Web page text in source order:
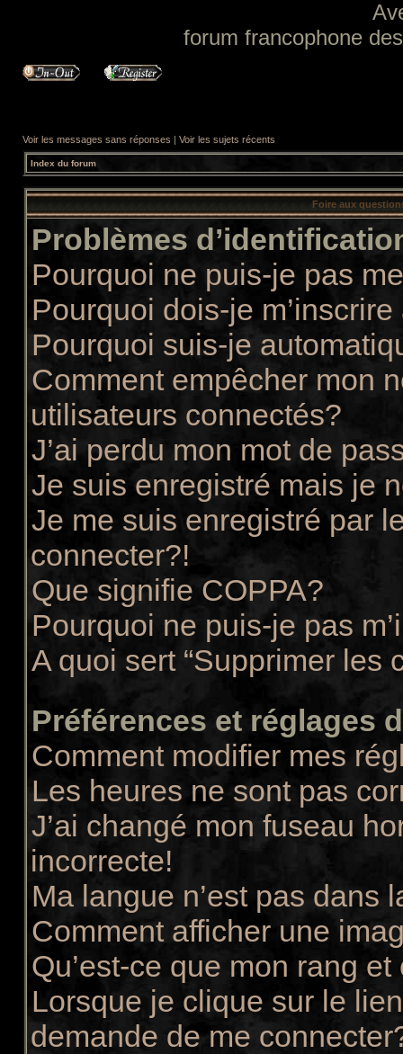
forum francophone
Voir les messages sans réponses | Voir les sujets récents
Index du forum
Foire aux
Problèmes
Pourquoi ne puis-je pas
Pourquoi dois-je
Pourquoi suis-je
Comment empêcher mon
utilisateurs connectés?
J’ai perdu mon mot de
Je suis enregistré mais je
Je me suis enregistré par
connecter?!
Que signifie COPPA?
Pourquoi ne puis-je pas
A quoi sert “Supprimer les
Préférences et réglages
Comment modifier mes
Les heures ne sont pas
J’ai changé mon fuseau
incorrecte!
Ma langue n’est pas dans
Comment afficher une
Qu’est-ce que mon rang
Lorsque je clique sur le
demande de me